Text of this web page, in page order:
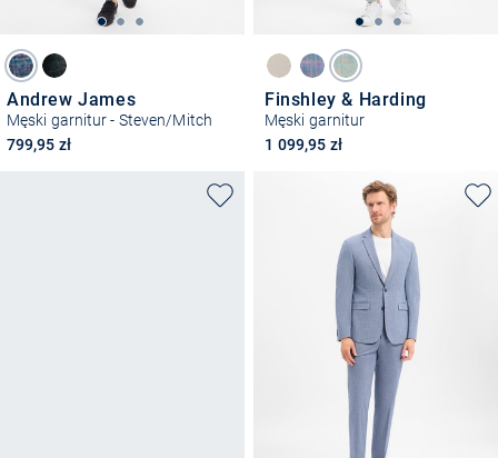
Andrew James
Męski garnitur - Steven/Mitch
799,95 zł
Finshley & Harding
Męski garnitur
1 099,95 zł